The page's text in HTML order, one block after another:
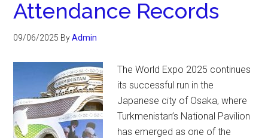
Attendance Records
09/06/2025 ByAdmin
The World Expo 2025 continues
its successful run in the
Japanese city of Osaka, where
Turkmenistan’s National Pavilion
has emerged as one of the